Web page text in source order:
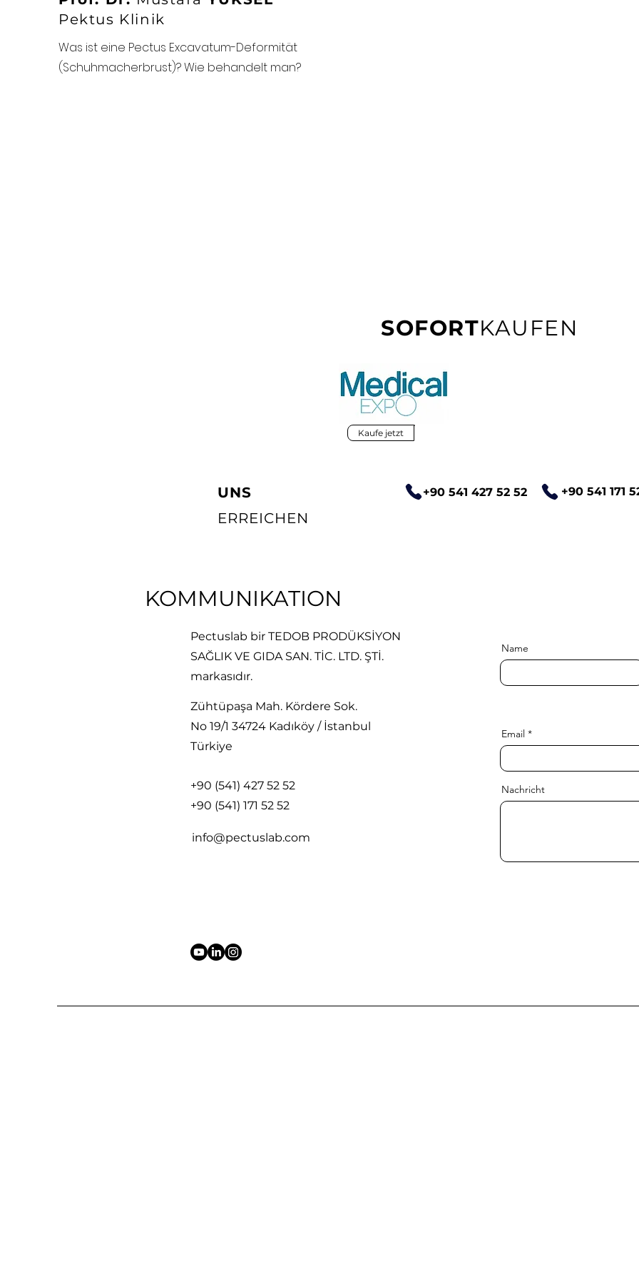
Pektus Klinik
Was ist eine Pectus Excavatum-Deformität
(Schuhmacherbrust)? Wie behandelt man?
SOFORTKAUFEN
Kaufe jetzt
UNS
ERREICHEN
+90 541 427 52 52 +90 541 171
KOMMUNIKATION
Pectuslab bir TEDOB PRODÜKSİYON
SAĞLIK VE GIDA SAN. TİC. LTD. ŞTİ.
markasıdır.
Zühtüpaşa Mah. Kördere Sok.
No 19/1 34724 Kadıköy / İstanbul
Türkiye
+90 (541) 427 52 52
+90 (541) 171 52 52
info@pectuslab.com
Name
Email
Nachricht